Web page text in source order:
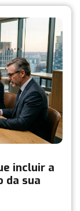
incluir a
da sua